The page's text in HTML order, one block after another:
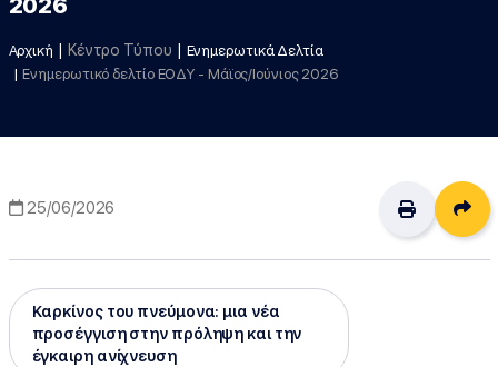
2026
Αρχική Κέντρο Τύπου
Ενημερωτικά Δελτία
Ενημερωτικό δελτίο ΕΟΔΥ - Μάϊος/Ιούνιος 2026
25/06/2026
Καρκίνος του πνεύμονα: μια νέα
προσέγγιση στην πρόληψη και την
έγκαιρη ανίχνευση